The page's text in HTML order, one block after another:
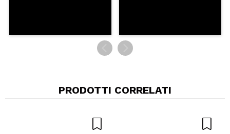
PRODOTTI CORRELATI